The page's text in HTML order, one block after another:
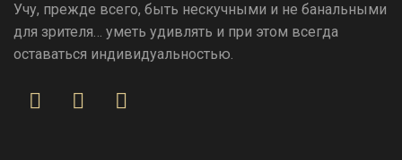
Учу, прежде всего, быть нескучными и не банальными
для зрителя… уметь удивлять и при этом всегда
оставаться индивидуальностью.